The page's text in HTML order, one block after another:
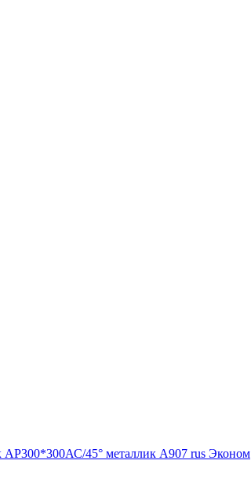
AP300*300АС/45° металлик А907 rus Эконом